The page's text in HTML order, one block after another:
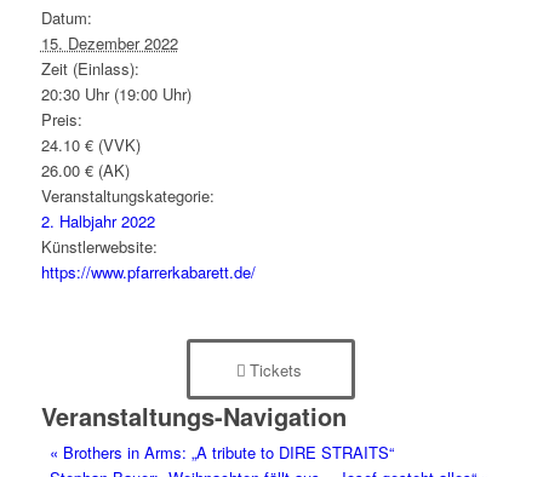
Datum:
15. Dezember 2022
Zeit (Einlass):
20:30 Uhr (19:00 Uhr)
Preis:
24.10 € (VVK)
26.00 € (AK)
Veranstaltungskategorie:
2. Halbjahr 2022
Künstlerwebsite:
https://www.pfarrerkabarett.de/
Tickets
Veranstaltungs-Navigation
« Brothers in Arms: „A tribute to DIRE STRAITS“